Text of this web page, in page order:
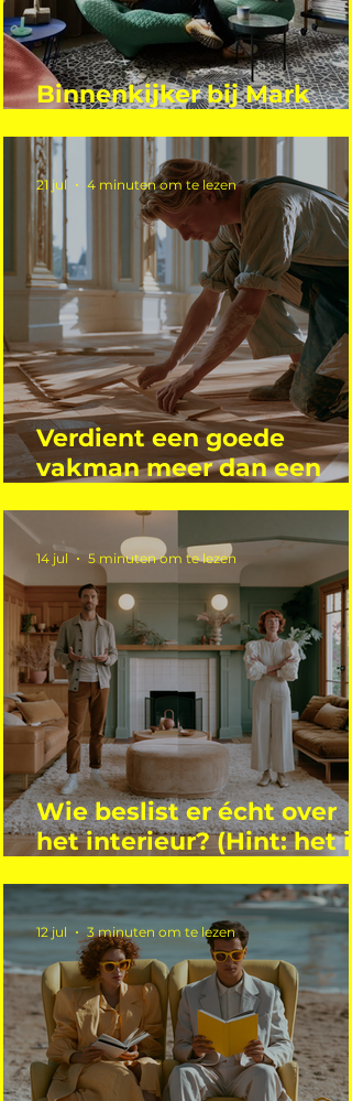
Binnenkijker bij Mark
Verdient een goede
vakman meer dan een
21 jul 4 minuten om te lezen
Wie beslist er écht over
het interieur? (Hint: het is
14 jul 5 minuten om te lezen
12 jul 3 minuten om te lezen